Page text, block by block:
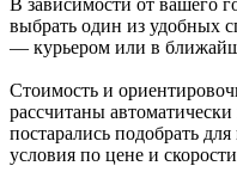
выбрать один из удобных
— курьером или в
Стоимость и
рассчитаны
постарались подобрать
условия по цене и